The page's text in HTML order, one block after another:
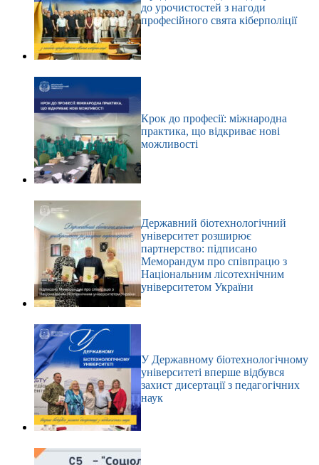
до урочистостей з нагоди
професійного свята кіберполіції
Крок до професії: міжнародна
практика, що відкриває нові
можливості
Державний біотехнологічний
університет розширює
партнерство: підписано
Меморандум про співпрацю з
Національним лісотехнічним
університетом України
У Державному біотехнологічному
університеті вперше відбувся
захист дисертації з педагогічних
наук